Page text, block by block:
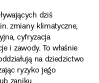
dziś
zmiany klimatyczne,
cyfryzacja
i zawody. To właśnie
na dziedzictwo
ryzyko jego